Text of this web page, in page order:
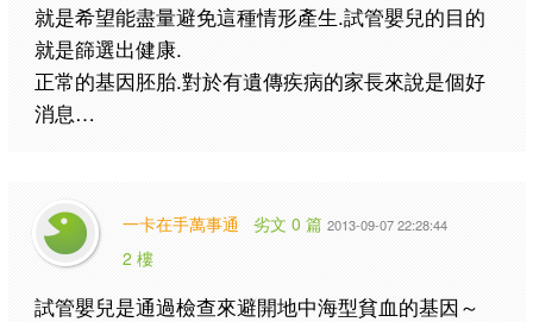
就是希望能盡量避免這種情形產生.試管嬰兒的目的
就是篩選出健康.
正常的基因胚胎.對於有遺傳疾病的家長來說是個好
消息…
一卡在手萬事通 劣文 0 篇 2013-09-07 22:28:44
2 樓
試管嬰兒是通過檢查來避開地中海型貧血的基因～